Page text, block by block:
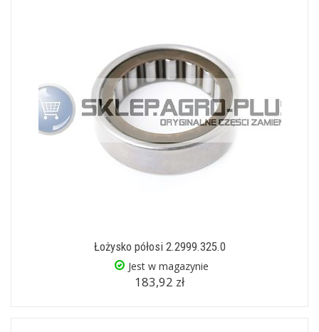
Łożysko półosi 2.2999.325.0
Jest w magazynie
183,92 zł